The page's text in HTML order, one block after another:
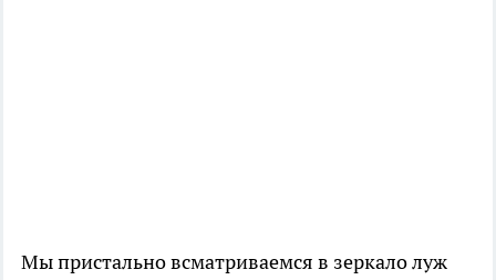
Мы пристально всматриваемся в зеркало луж